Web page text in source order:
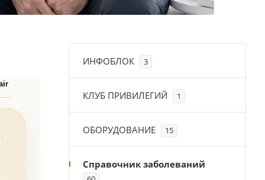
ИНФОБЛОК 3
КЛУБ ПРИВИЛЕГИЙ 1
ОБОРУДОВАНИЕ 15
Справочник заболеваний